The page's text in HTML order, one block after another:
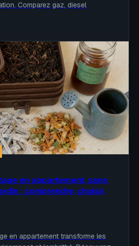
Comparez gaz, diesel
en appartement, sans
: comprendre, choisir,
en appartement transforme les